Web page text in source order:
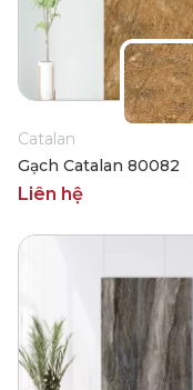
Catalan
Gạch Catalan 80082
Liên hệ